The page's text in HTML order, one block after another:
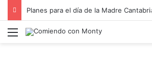
Planes para el día de la Madre Cantabria
Menú